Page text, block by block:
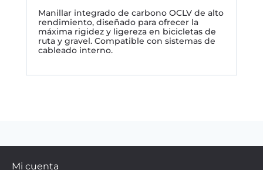
Manillar integrado de carbono OCLV de alto
rendimiento, diseñado para ofrecer la
máxima rigidez y ligereza en bicicletas de
ruta y gravel. Compatible con sistemas de
cableado interno.
Mi cuenta